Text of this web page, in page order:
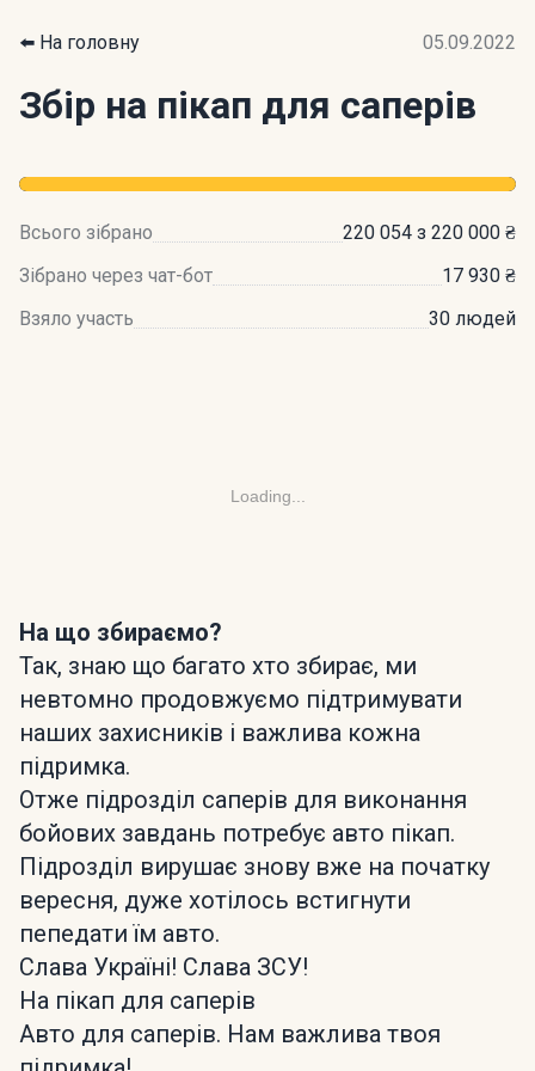
⬅️ На головну 05.09.2022
Збір на пікап для саперів
Всього зібрано
220 054 з 220 000 ₴
Зібрано через чат-бот
17 930 ₴
Взяло участь
30 людей
Loading...
На що збираємо?
Так, знаю що багато хто збирає, ми
невтомно продовжуємо підтримувати
наших захисників і важлива кожна
підримка.
Отже підрозділ саперів для виконання
бойових завдань потребує авто пікап.
Підрозділ вирушає знову вже на початку
вересня, дуже хотілось встигнути
пепедати їм авто.
Слава Україні! Слава ЗСУ!
На пікап для саперів
Авто для саперів. Нам важлива твоя